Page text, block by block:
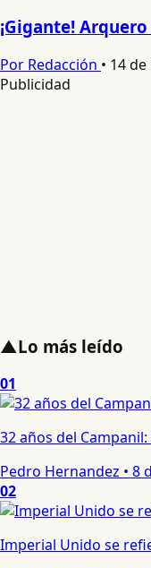
¡Gigante!
Por Redacción • 14 de
Publicidad
▲Lo más leído
01
32 años del
Pedro Hernandez • 8
02
Imperial Unido se